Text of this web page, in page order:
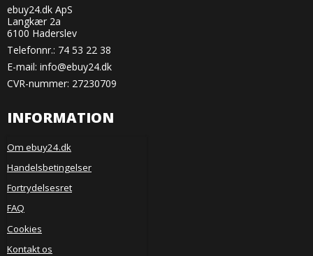
ebuy24.dk ApS
Langkær 2a
6100 Haderslev
Telefonnr.: 74 53 22 38
E-mail: info@ebuy24.dk
CVR-nummer: 27230709
INFORMATION
Om ebuy24.dk
Handelsbetingelser
Fortrydelsesret
FAQ
Cookies
Kontakt os